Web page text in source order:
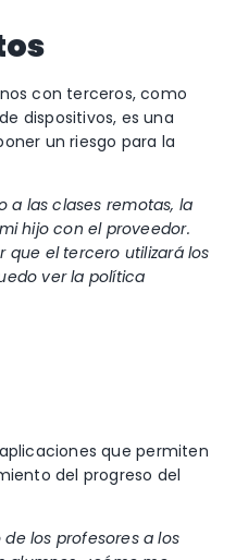
con terceros, como
dispositivos, es una
un riesgo para la
a las clases remotas, la
hijo con el proveedor.
que el tercero utilizará los
ver la política
que permiten
del progreso del
los profesores a los